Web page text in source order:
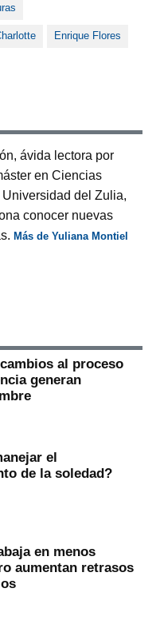
Enrique Flores
ávida lectora por
en Ciencias
del Zulia,
conocer nuevas
Más de Yuliana Montiel
al proceso
generan
el
de la soledad?
en menos
aumentan retrasos